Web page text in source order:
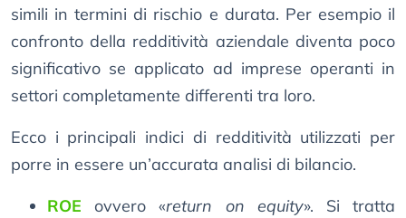
simili in termini di rischio e durata. Per esempio il
confronto della redditività aziendale diventa poco
significativo se applicato ad imprese operanti in
settori completamente differenti tra loro.
Ecco i principali indici di redditività utilizzati per
porre in essere un’accurata analisi di bilancio.
ROE ovvero «return on equity». Si tratta